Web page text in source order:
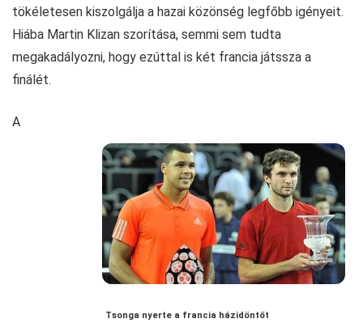
tökéletesen kiszolgálja a hazai közönség legfőbb igényeit.
Hiába Martin Klizan szorítása, semmi sem tudta
megakadályozni, hogy ezúttal is két francia játssza a
finálét.
Tsonga nyerte a francia házidöntőt
A